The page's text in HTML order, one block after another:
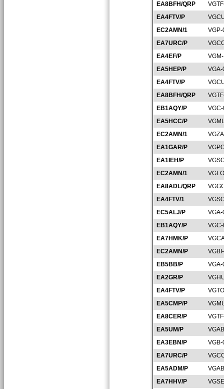
EA8BFH/QRP
EA4FTV/P
EC2AMN/1
EA7URC/P
EA4EF/P
EA5HEP/P
EA4FTV/P
EA8BFH/QRP
EB1AQY/P
EA5HCC/P
EC2AMN/1
EA1GAR/P
EA1IEH/P
EC2AMN/1
EA8ADL/QRP
EA4FTV/1
EC5ALJ/P
EB1AQY/P
EA7HMK/P
EC2AMN/P
EB5BB/P
EA2GR/P
EA4FTV/P
EA5CMP/P
EA8CER/P
EA5UM/P
EA3EBN/P
EA7URC/P
EA5ADM/P
EA7HHV/P